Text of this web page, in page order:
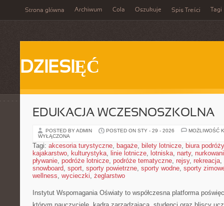
Strona główna Archiwum Cola Oszukuje Spis Treści Tagi
DZIESIĘĆ
EDUKACJA WCZESNOSZKOLNA
POSTED BY ADMIN POSTED ON STY - 29 - 2026
MOŻLIWOŚĆ
WYŁĄCZONA
Tagi: akcesoria turystyczne, bagaże, bilety lotnicze, biura podróży
kajakarstwo, kulturystyka, linie lotnicze, lotniska, narty,
pływanie, podróże lotnicze, podróże tematyczne, rejsy, rekreacja,
snowboard, sport, sporty powietrzne, sporty wodne, sporty
wellness, wycieczki, żeglarstwo
Instytut Wspomagania Oświaty to współczesna platforma